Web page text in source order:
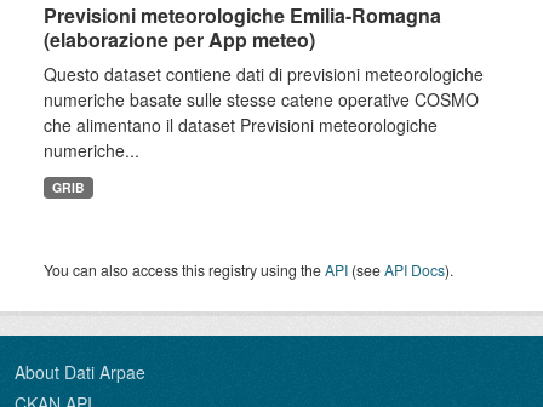
Previsioni meteorologiche Emilia-Romagna
(elaborazione per App meteo)
Questo dataset contiene dati di previsioni meteorologiche
numeriche basate sulle stesse catene operative COSMO
che alimentano il dataset Previsioni meteorologiche
numeriche...
GRIB
You can also access this registry using theAPI (seeAPI Docs).
About Dati Arpae